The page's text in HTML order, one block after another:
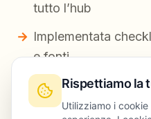
tutto l’hub
Implementata
e fonti
Inserito un modulo
nostri analisti nelle
Rispettiamo la
Utilizziamo i